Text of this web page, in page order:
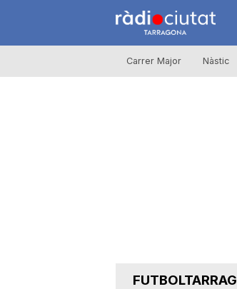
R
à
Carrer Major Nàstic